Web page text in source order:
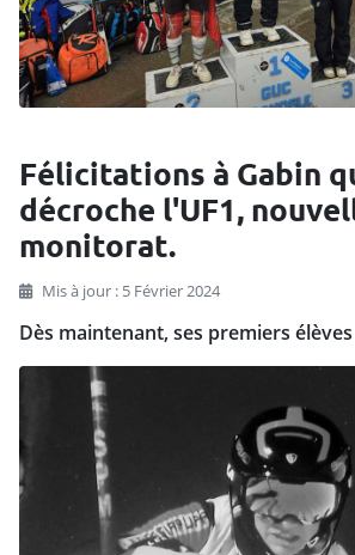
Félicitations à Gabin qui
décroche l'UF1,
monitorat.
Mis à jour : 5 Février 2024
Dès maintenant, ses premiers élèves